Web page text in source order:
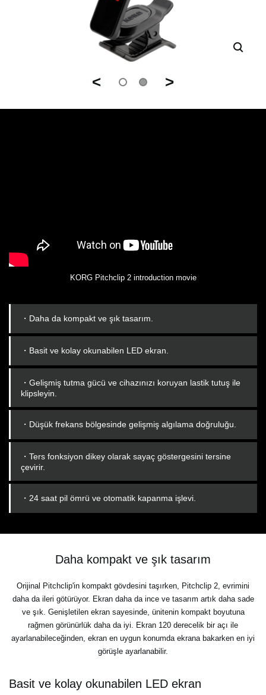
< >
KORG Pitchclip 2 introduction movie
・Daha da kompakt ve şık tasarım.
・Basit ve kolay okunabilen LED ekran.
・Gelişmiş tutma gücü ve cihazınızı koruyan lastik tutuş ile
klipsleyin.
・Düşük frekans bölgesinde gelişmiş algılama doğruluğu.
・Ters fonksiyon dikey olarak sayaç göstergesini tersine
çevirir.
・24 saat pil ömrü ve otomatik kapanma işlevi.
Daha kompakt ve şık tasarım
Orijinal Pitchclip'in kompakt gövdesini taşırken, Pitchclip 2, evrimini
daha da ileri götürüyor. Ekran daha da ince ve tasarım artık daha sade
ve şık. Genişletilen ekran sayesinde, ünitenin kompakt boyutuna
rağmen görünürlük daha da iyi. Ekran 120 derecelik bir açı ile
ayarlanabileceğinden, ekran en uygun konumda ekrana bakarken en iyi
görüşle ayarlanabilir.
Basit ve kolay okunabilen LED ekran